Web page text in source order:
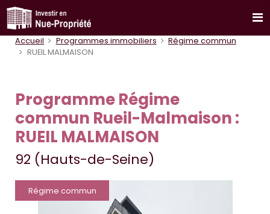
Accueil Programmes immobiliers
Régime commun
RUEIL MALMAISON
Programme Régime
commun Rueil-Malmaison :
RUEIL MALMAISON
92 (Hauts-de-Seine)
Régime commun